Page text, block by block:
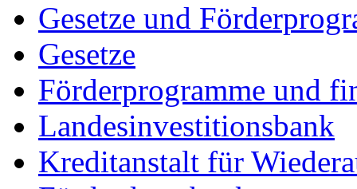
Gesetze und
Gesetze
Förderprogramme und
Landesinvestitionsbank
Kreditanstalt für